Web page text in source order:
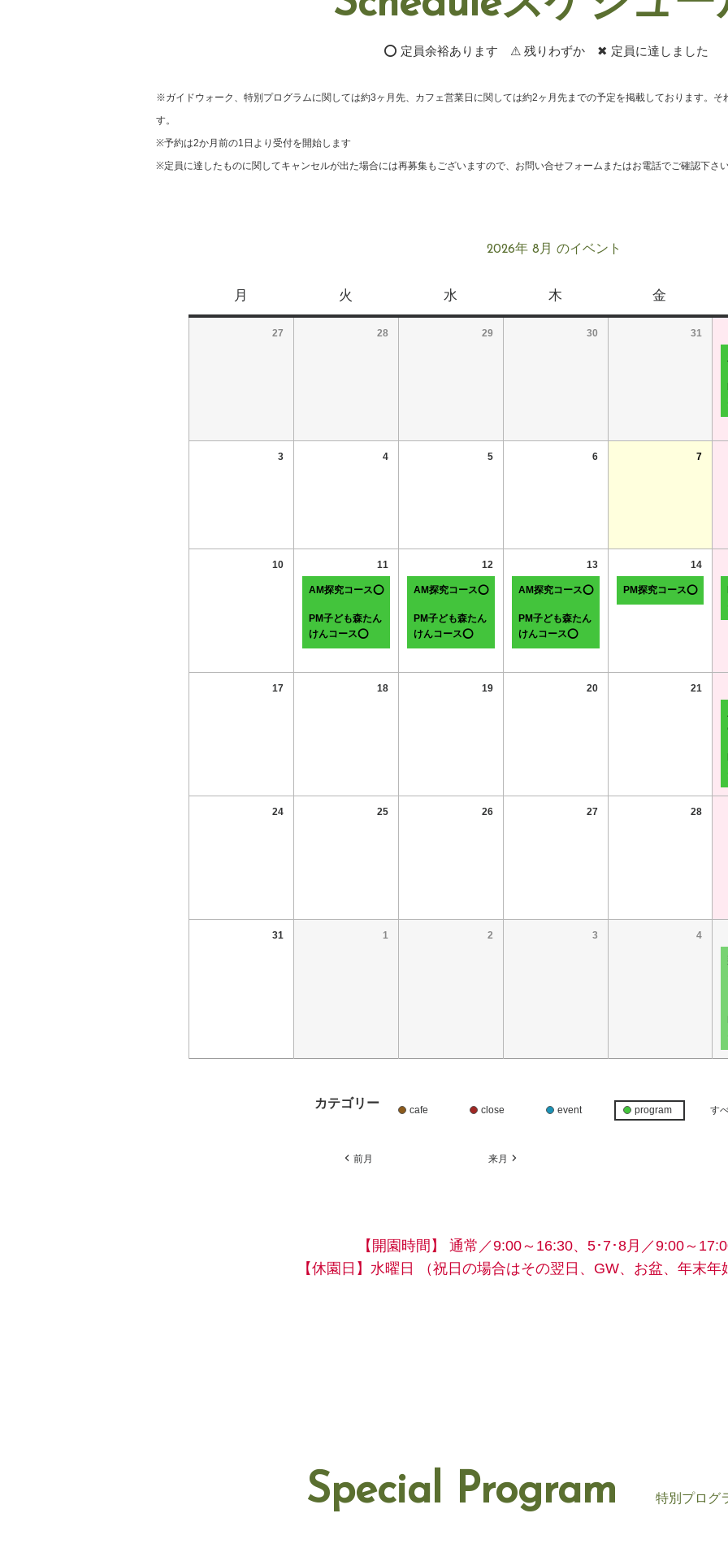
⭕ 定員余裕あります ⚠ 残りわずか ✖ 定員に達しました
※ガイドウォーク、特別プログラムに関しては約3ヶ月先、カフェ営業日に関しては約2ヶ月先までの予定を掲載しております。そ
す。
※予約は2か月前の1日より受付を開始します
※定員に達したものに関してキャンセルが出た場合には再募集もございますので、お問い合せフォームまたはお電話でご確認下さい
2026年 8月 のイベント
月 火 水 木 金
27 28 29 30 31
3 4 5 6 7
10 11
AM探究コース⭕
PM子ども森たん
けんコース⭕
12
AM探究コース⭕
PM子ども森たん
けんコース⭕
13
AM探究コース⭕
PM子ども森たん
けんコース⭕
14
PM探究コース⭕
17 18 19 20 21
24 25 26 27 28
31 1 2 3 4
カテゴリー cafe close event program す
前月 来月
【開園時間】
通常／9:00～16:30、5･7･8月／9:00～
【休園日】水曜日
（祝日の場合はその翌日、GW、お盆、年末年
Special Program 特別プログ